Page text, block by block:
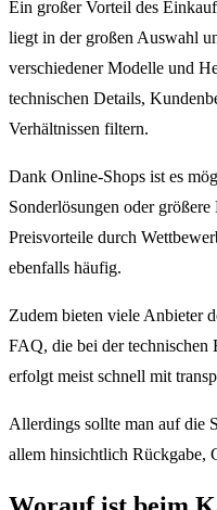
Ein großer Vorteil des
liegt in der großen Auswahl
verschiedener Modelle und
technischen Details,
Verhältnissen filtern.
Dank Online-Shops ist es
Sonderlösungen oder
Preisvorteile durch
ebenfalls häufig.
Zudem bieten viele Anbieter
FAQ, die bei der technischen
erfolgt meist schnell mit
Allerdings sollte man auf die
allem hinsichtlich Rückgabe,